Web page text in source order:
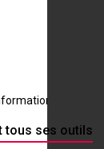
pour
tous ses outils